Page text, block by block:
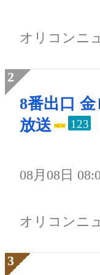
オリコンニ
8番出口
放送
123
08月08日
オリコンニ